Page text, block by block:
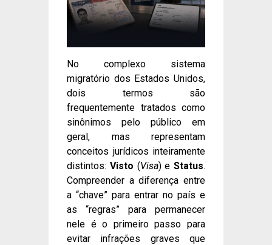
No complexo sistema
migratório dos Estados Unidos,
dois termos são
frequentemente tratados como
sinônimos pelo público em
geral, mas representam
conceitos jurídicos inteiramente
distintos: Visto (Visa) e Status.
Compreender a diferença entre
a “chave” para entrar no país e
as “regras” para permanecer
nele é o primeiro passo para
evitar infrações graves que